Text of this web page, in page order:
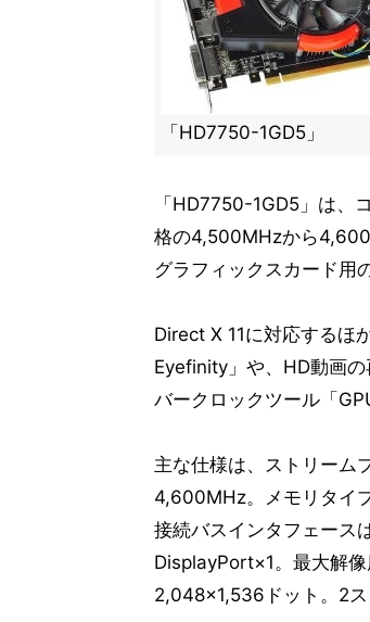
「HD7750-1GD5」
「HD7750-1GD5」は、
格の4,500MHzから
グラフィックスカード用
Direct X 11に対応するほ
Eyefinity」や、HD動画
バークロックツール「
主な仕様は、ストリーム
4,600MHz。メモリタイ
接続バスインタフェース
DisplayPort×1。最大解
2,048×1,536ドット。2